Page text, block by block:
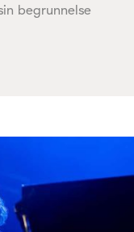
begrunnelse